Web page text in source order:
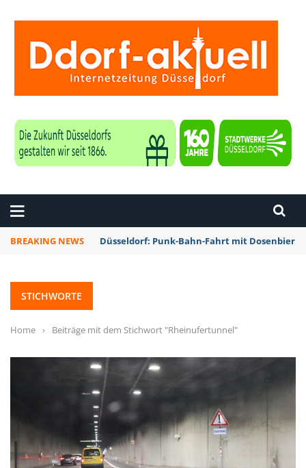
BREAKING NEWS Düsseldorf: Rheinbahn testet Technik zur
STICHWORTE
Home › Beiträge mit dem Stichwort "Rheinufertunnel"